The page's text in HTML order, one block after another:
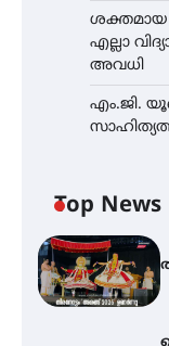
ശക്തമായ
എല്ലാ
അവധി
എം.ജി.
Top News